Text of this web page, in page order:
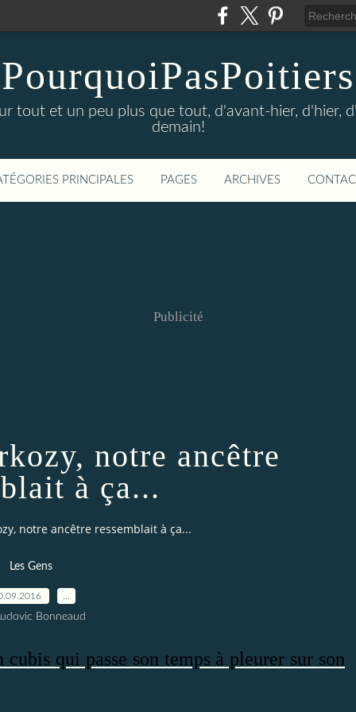
PourquoiPasPoitiers
tout et un peu plus que tout, d'avant-hier, d'hier,
demain!
PRINCIPALES PAGES ARCHIVES
Publicité
notre ancêtre
à ça...
notre ancêtre ressemblait à ça...
Les Gens
Bonneaud
qui passe son temps à pleurer sur son